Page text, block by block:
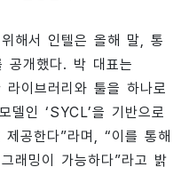
해서 인텔은 올해 말, 통
공개했다. 박 대표는
이브러리와 툴을 하나로
델인 ‘SYCL’을 기반으로
공한다”라며, “이를 통해
래밍이 가능하다”라고 밝